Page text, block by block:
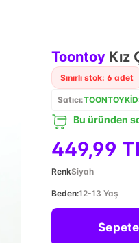
Toontoy Kız
Sınırlı stok: 6 adet
Satıcı:
Bu üründen
449,99
RenkSiyah
Beden:12-13 Yaş